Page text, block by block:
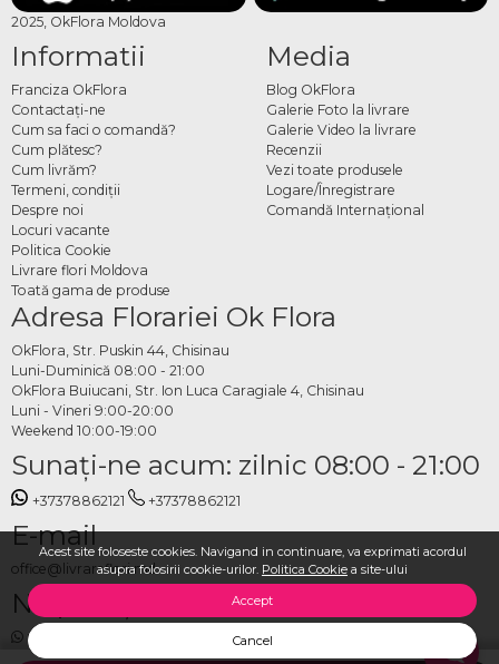
Acest site foloseste cookies. Navigand in continuare, va exprimati acordul
asupra folosirii cookie-urilor. Politica Cookie a site-ului
Accept
Cancel
2025, OkFlora Moldova
Informatii
Franciza OkFlora
Contactaţi-ne
Cum sa faci o comandă?
Cum plătesc?
Cum livrăm?
Termeni, condiţii
Despre noi
Locuri vacante
Politica Cookie
Livrare flori Moldova
Toată gama de produse
Media
Blog OkFlora
Galerie Foto la livrare
Galerie Video la livrare
Recenzii
Vezi toate produsele
Logare/Înregistrare
Comandă Internațional
Adresa Florariei Ok Flora
OkFlora, Str. Puskin 44, Chisinau
Luni-Duminică 08:00 - 21:00
OkFlora Buiucani, Str. Ion Luca Caragiale 4, Chisinau
Luni - Vineri 9:00-20:00
Weekend 10:00-19:00
Sunaţi-ne acum: zilnic 08:00 - 21:00
+37378862121 +37378862121
E-mail
office@livrareflori.md
Ne puteți contacta:
whatsapp